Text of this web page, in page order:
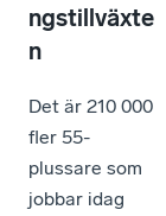
ngstillväxte
n
Det är 210 000
fler 55-
plussare som
jobbar idag